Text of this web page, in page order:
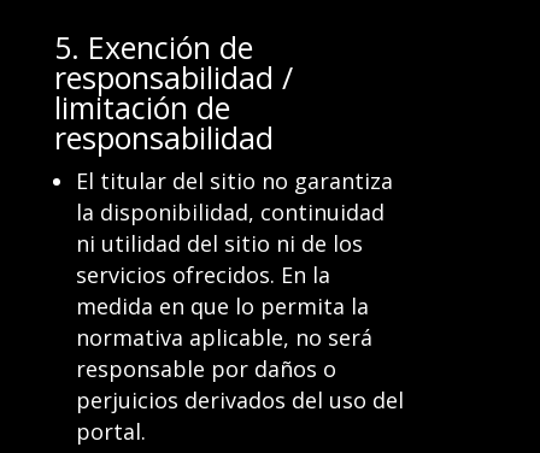
5. Exención de
responsabilidad /
limitación de
responsabilidad
El titular del sitio no garantiza
la disponibilidad, continuidad
ni utilidad del sitio ni de los
servicios ofrecidos. En la
medida en que lo permita la
normativa aplicable, no será
responsable por daños o
perjuicios derivados del uso del
portal.